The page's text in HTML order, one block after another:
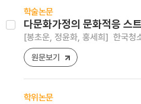
학술논문
다문화가정의 문화적응 스
[봉초운, 정윤화, 홍세희] 한국
원문보기
학위논문